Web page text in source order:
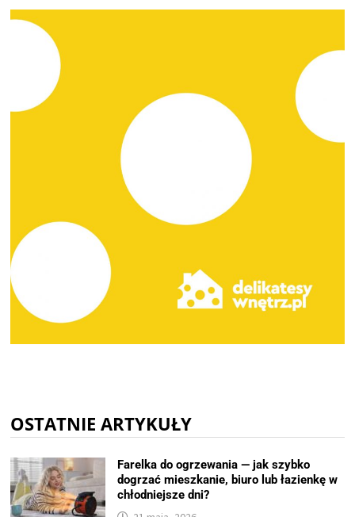
OSTATNIE ARTYKUŁY
Farelka do ogrzewania — jak szybko
dogrzać mieszkanie, biuro lub łazienkę w
chłodniejsze dni?